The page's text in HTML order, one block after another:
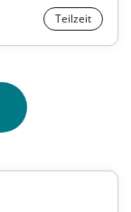
Teilzeit